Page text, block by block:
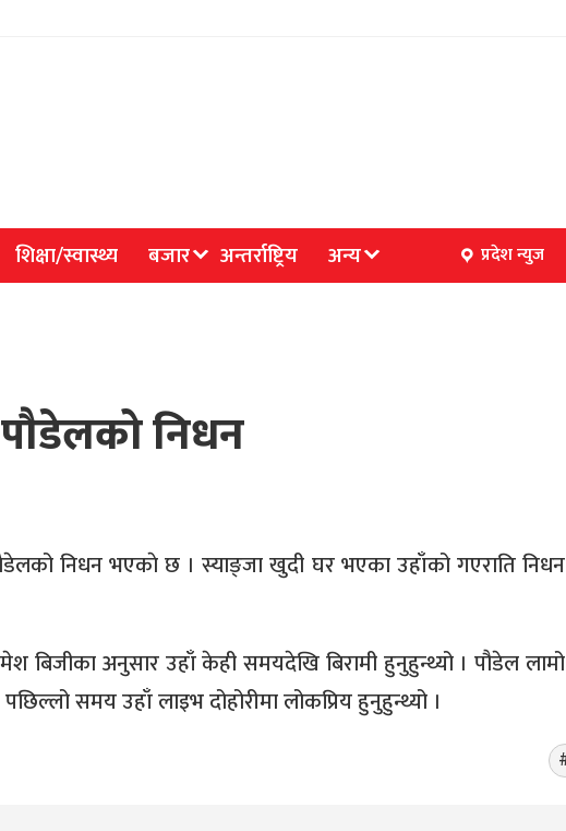
शिक्षा/स्वास्थ्य बजार अन्तर्राष्ट्रिय अन्य प्रदेश न्युज
निधन
निधन भएकाे छ । स्याङ्जा खुदी घर भएका उहाँको गएराति निधन
बिजीका अनुसार उहाँ केही समयदेखि बिरामी हुनुहुन्थ्यो । पौडेल लामो
समय उहाँ लाइभ दोहोरीमा लोकप्रिय हुनुहुन्थ्यो ।